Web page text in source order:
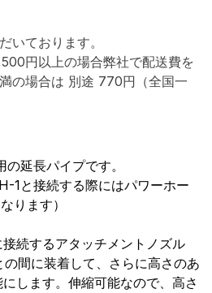
いております。
円以上の場合弊社で配送費を
の場合は 別途 770円（全国一
延長パイプです。
1と接続する際にはパワーホー
ります）
続するアタッチメントノズル
の間に装着して、さらに高さのあ
します。伸縮可能なので、高さ